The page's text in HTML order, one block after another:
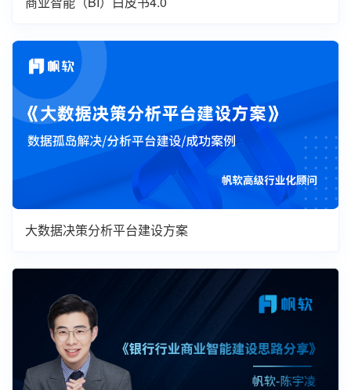
大数据决策分析平台建设方案